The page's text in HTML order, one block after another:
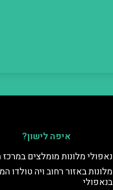
איפה לישון?
נאפולי מלונות מומלצים במרכז
מלונות באזור רחוב ויה טולדו
בנאפולי